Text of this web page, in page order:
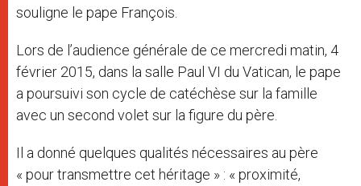
souligne le pape François.
Lors de l’audience générale de ce mercredi matin, 4
février 2015, dans la salle Paul VI du Vatican, le pape
a poursuivi son cycle de catéchèse sur la famille
avec un second volet sur la figure du père.
Il a donné quelques qualités nécessaires au père
« pour transmettre cet héritage » : « proximité,